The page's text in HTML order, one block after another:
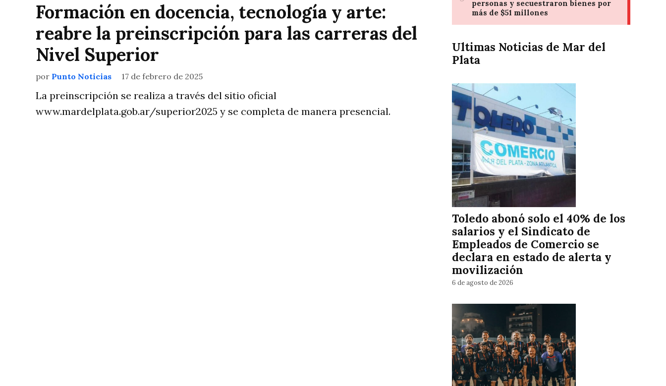
Formación en docencia, tecnología y arte:
reabre la preinscripción para las carreras del
Nivel Superior
por Punto Noticias 17 de febrero de 2025
La preinscripción se realiza a través del sitio oficial
www.mardelplata.gob.ar/superior2025 y se completa de manera presencial.
Ultimas Noticias de Mar del
Plata
Toledo abonó solo el 40% de los
salarios y el Sindicato de
Empleados de Comercio se
declara en estado de alerta y
movilización
6 de agosto de 2026